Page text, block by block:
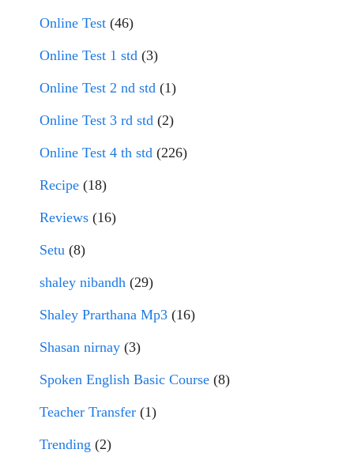
Online Test (46)
Online Test 1 std (3)
Online Test 2 nd std (1)
Online Test 3 rd std (2)
Online Test 4 th std (226)
Recipe (18)
Reviews (16)
Setu (8)
shaley nibandh (29)
Shaley Prarthana Mp3 (16)
Shasan nirnay (3)
Spoken English Basic Course (8)
Teacher Transfer (1)
Trending (2)